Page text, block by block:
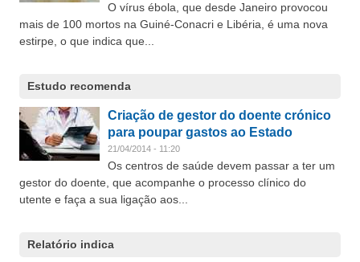
O vírus ébola, que desde Janeiro provocou
mais de 100 mortos na Guiné-Conacri e Libéria, é uma nova
estirpe, o que indica que...
Estudo recomenda
Criação de gestor do doente crónico
para poupar gastos ao Estado
21/04/2014 - 11:20
Os centros de saúde devem passar a ter um
gestor do doente, que acompanhe o processo clínico do
utente e faça a sua ligação aos...
Relatório indica